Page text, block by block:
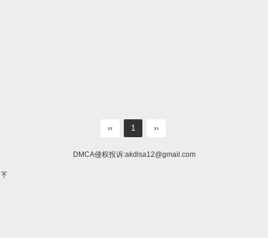
‹‹ 1 ››
DMCA侵权投诉:akdlsa12@gmail.com